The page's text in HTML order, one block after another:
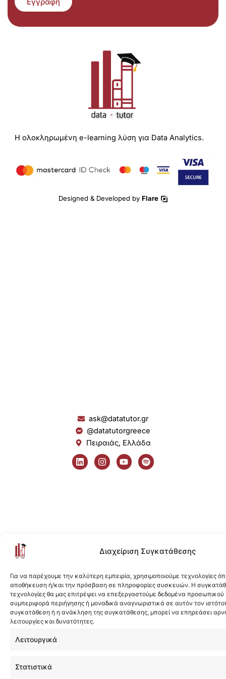
Διαχείριση Συγκατάθεσης
Για να παρέχουμε την καλύτερη εμπειρία, χρησιμοποιούμε τεχνολογίες
αποθήκευση ή/και την πρόσβαση σε πληροφορίες συσκευών. Η
τεχνολογίες θα μας επιτρέψει να επεξεργαστούμε δεδομένα
συμπεριφορά περιήγησης ή μοναδικά αναγνωριστικά σε αυτόν τον
συγκατάθεση ή η ανάκληση της συγκατάθεσης, μπορεί να επηρεάσει
λειτουργίες και δυνατότητες.
Λειτουργικά
Στατιστικά
Η ολοκληρωμένη e-learning λύση για Data Analytics.
Designed & Developed by Flare
ask@datatutor.gr
@datatutorgreece
Πειραιάς, Ελλάδα
L
i
n
I
n
s
Y
o
u
S
p
o